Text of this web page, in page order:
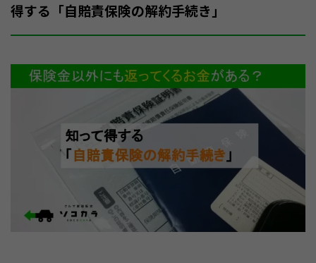
得する「自賠責保険の解約手続き」